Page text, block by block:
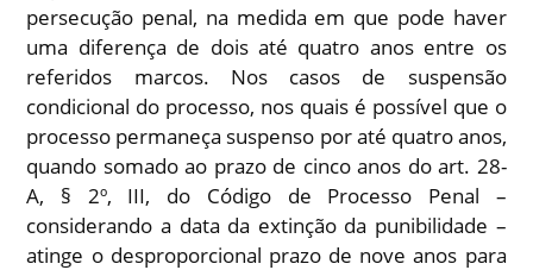
persecução penal, na medida em que pode haver
uma diferença de dois até quatro anos entre os
referidos marcos. Nos casos de suspensão
condicional do processo, nos quais é possível que o
processo permaneça suspenso por até quatro anos,
quando somado ao prazo de cinco anos do art. 28-
A, § 2º, III, do Código de Processo Penal –
considerando a data da extinção da punibilidade –
atinge o desproporcional prazo de nove anos para